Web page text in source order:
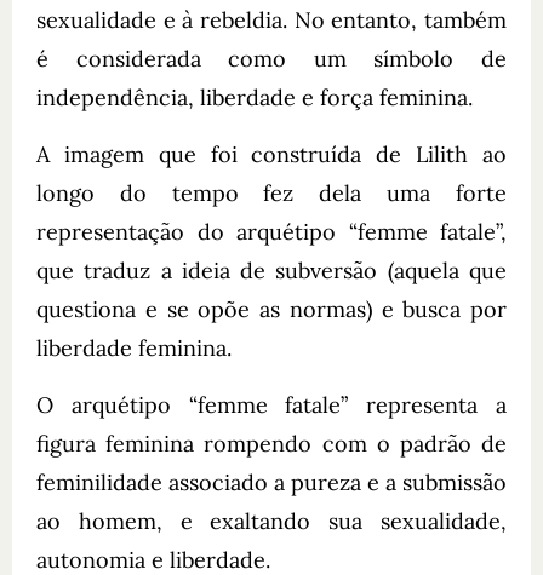
sexualidade e à rebeldia. No entanto, também
é considerada como um símbolo de
independência, liberdade e força feminina.
A imagem que foi construída de Lilith ao
longo do tempo fez dela uma forte
representação do arquétipo “femme fatale”,
que traduz a ideia de subversão (aquela que
questiona e se opõe as normas) e busca por
liberdade feminina.
O arquétipo “femme fatale” representa a
figura feminina rompendo com o padrão de
feminilidade associado a pureza e a submissão
ao homem, e exaltando sua sexualidade,
autonomia e liberdade.